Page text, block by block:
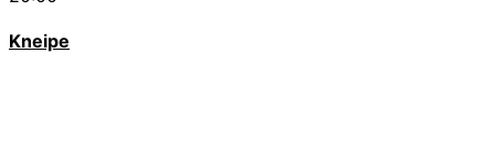
Kneipe